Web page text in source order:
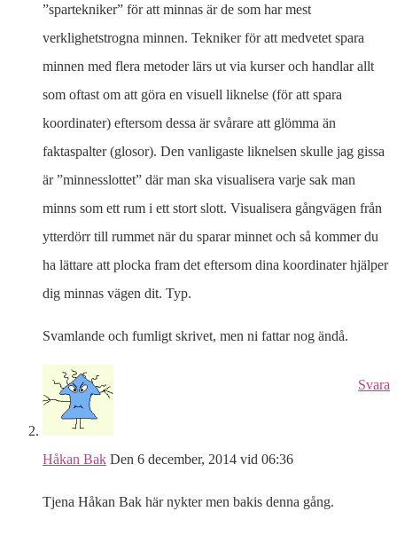
”spartekniker” för att minnas är de som har mest
verklighetstrogna minnen. Tekniker för att medvetet spara
minnen med flera metoder lärs ut via kurser och handlar allt
som oftast om att göra en visuell liknelse (för att spara
koordinater) eftersom dessa är svårare att glömma än
faktaspalter (glosor). Den vanligaste liknelsen skulle jag gissa
är ”minnesslottet” där man ska visualisera varje sak man
minns som ett rum i ett stort slott. Visualisera gångvägen från
ytterdörr till rummet när du sparar minnet och så kommer du
ha lättare att plocka fram det eftersom dina koordinater hjälper
dig minnas vägen dit. Typ.
Svamlande och fumligt skrivet, men ni fattar nog ändå.
Svara
Håkan Bak Den 6 december, 2014 vid 06:36
Tjena Håkan Bak här nykter men bakis denna gång.